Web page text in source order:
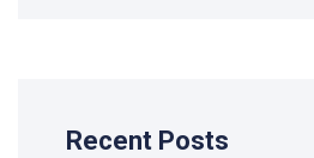
Recent Posts